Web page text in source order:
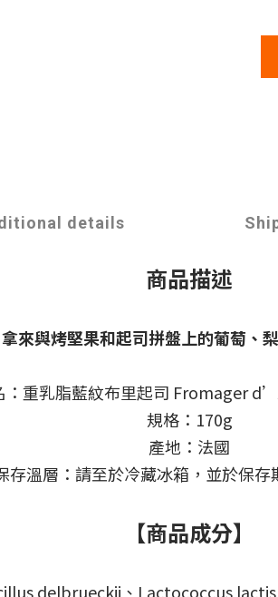
details
商品描述
來與烤堅果和起司拼盤上的葡萄、
：重乳脂藍紋布里起司 Fromager
規格：170g
產地：法國
存溫層：請至於冷藏冰箱，並於保存
【商品成分】
delbrueckii、Lactococcus